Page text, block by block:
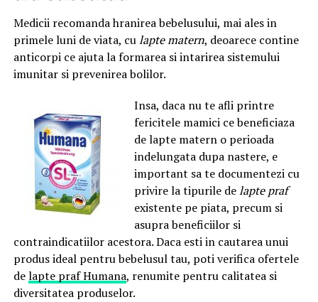
Medicii recomanda hranirea bebelusului, mai ales in
primele luni de viata, culapte matern, deoarece contine
anticorpi ce ajuta la formarea si intarirea sistemului
imunitar si prevenirea bolilor.
Insa, daca nu te afli printre
fericitele mamici ce beneficiaza
de lapte matern o perioada
indelungata dupa nastere, e
important sa te documentezi cu
privire la tipurile delapte praf
existente pe piata, precum si
asupra beneficiilor si
contraindicatiilor acestora. Daca esti in cautarea unui
produs ideal pentru bebelusul tau, poti verifica ofertele
delapte praf Humana, renumite pentru calitatea si
diversitatea produselor.